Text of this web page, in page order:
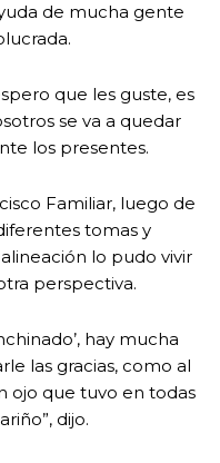
de mucha gente
que les guste, es
se va a quedar
los presentes.
Familiar, luego de
tomas y
lo pudo vivir
perspectiva.
hay mucha
las gracias, como al
ojo que tuvo en todas
dijo.